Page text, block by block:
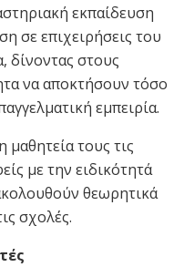
εκπαίδευση
σε επιχειρήσεις του
δίνοντας στους
να αποκτήσουν τόσο
εμπειρία.
τους τις
με την ειδικότητά
θεωρητικά
σχολές.